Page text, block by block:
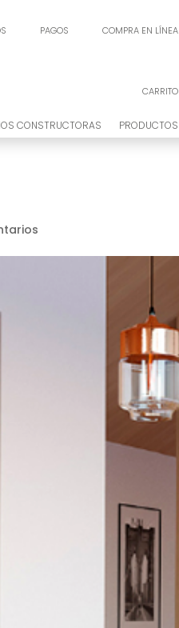
PAGOS COMPRA EN LÍNEA
CARRITO
CONSTRUCTORAS PRODUCTOS
PAGOS COMPRA EN LÍNEA
CARRITO
CONSTRUCTORAS PRODUCTOS